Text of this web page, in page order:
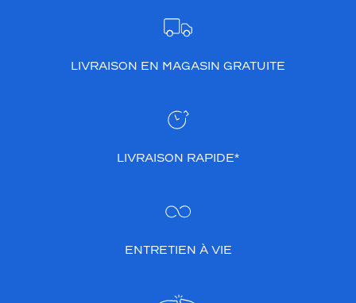
LIVRAISON EN MAGASIN GRATUITE
LIVRAISON RAPIDE*
ENTRETIEN À VIE